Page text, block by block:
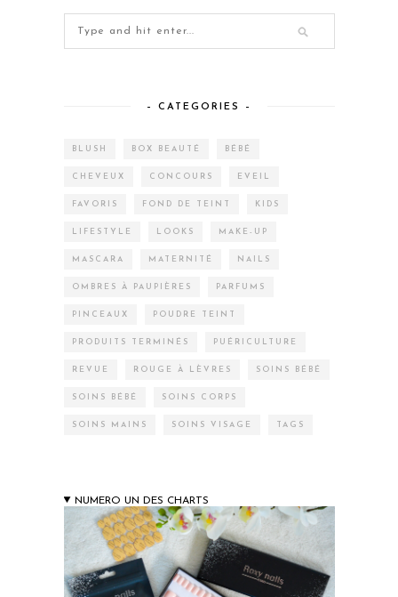
– CATEGORIES –
BLUSH BOX BEAUTÉ BÉBÉ
CHEVEUX CONCOURS EVEIL
FAVORIS FOND DE TEINT KIDS
LIFESTYLE LOOKS MAKE-UP
MASCARA MATERNITÉ NAILS
OMBRES À PAUPIÈRES PARFUMS
PINCEAUX POUDRE TEINT
PRODUITS TERMINÉS PUÉRICULTURE
REVUE ROUGE À LÈVRES SOINS BÉBÉ
SOINS BÉBÉ SOINS CORPS
SOINS MAINS SOINS VISAGE TAGS
NUMERO UN DES CHARTS